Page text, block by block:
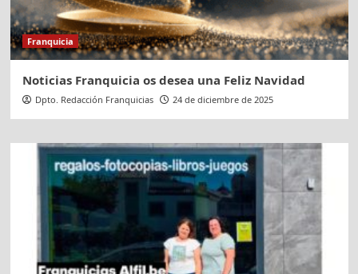
Franquicia
Noticias Franquicia os desea una Feliz Navidad
Dpto. Redacción Franquicias 24 de diciembre de 2025